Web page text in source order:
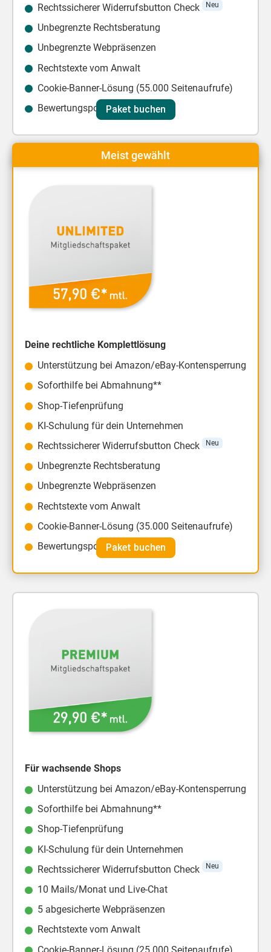
Rechtssicherer Widerrufsbutton Check Neu
Unbegrenzte Rechtsberatung
Unbegrenzte Webpräsenzen
Rechtstexte vom Anwalt
Cookie-Banner-Lösung (55.000 Seitenaufrufe)
Bewertungsportal Shopauskunft
Paket buchen
Meist gewählt
Deine rechtliche Komplettlösung
Unterstützung bei Amazon/eBay-Kontensperrung
Soforthilfe bei Abmahnung**
Shop-Tiefenprüfung
KI-Schulung für dein Unternehmen
Rechtssicherer Widerrufsbutton Check Neu
Unbegrenzte Rechtsberatung
Unbegrenzte Webpräsenzen
Rechtstexte vom Anwalt
Cookie-Banner-Lösung (35.000 Seitenaufrufe)
Bewertungsportal Shopauskunft
Paket buchen
Für wachsende Shops
Unterstützung bei Amazon/eBay-Kontensperrung
Soforthilfe bei Abmahnung**
Shop-Tiefenprüfung
KI-Schulung für dein Unternehmen
Rechtssicherer Widerrufsbutton Check
Neu
10 Mails/Monat und Live-Chat
5 abgesicherte Webpräsenzen
Rechtstexte vom Anwalt
Cookie-Banner-Lösung (25.000 Seitenaufrufe)